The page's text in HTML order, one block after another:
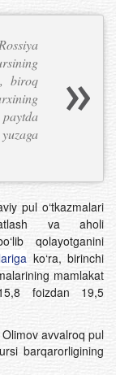
biroq
pul o‘tkazmalari
va aholi
qolayotganini
ko‘ra, birinchi
mamlakat
foizdan 19,5
avvalroq pul
barqarorligining